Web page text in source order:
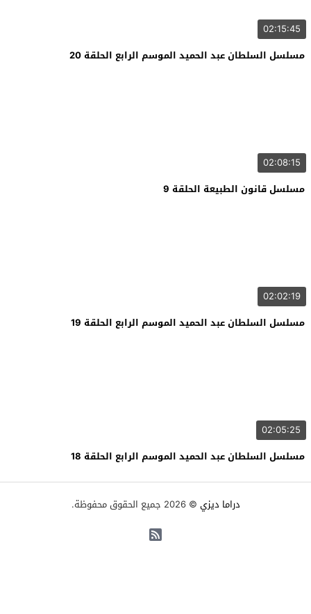
02:15:45
مسلسل السلطان عبد الحميد الموسم الرابع الحلقة 20
02:08:15
مسلسل قانون الطبيعة الحلقة 9
02:02:19
مسلسل السلطان عبد الحميد الموسم الرابع الحلقة 19
02:05:25
مسلسل السلطان عبد الحميد الموسم الرابع الحلقة 18
دراما ديزي © 2026 جميع الحقوق محفوظة.